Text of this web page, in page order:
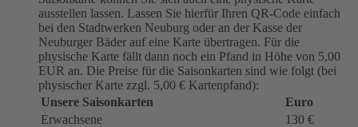
ausstellen lassen. Lassen Sie hierfür Ihren QR-Code einfach
bei den Stadtwerken Neuburg oder an der Kasse der
Neuburger Bäder auf eine Karte übertragen. Für die
physische Karte fällt dann noch ein Pfand in Höhe von 5,00
EUR an. Die Preise für die Saisonkarten sind wie folgt (bei
physischer Karte zzgl. 5,00 € Kartenpfand):
Unsere Saisonkarten
Euro
Erwachsene
130 €